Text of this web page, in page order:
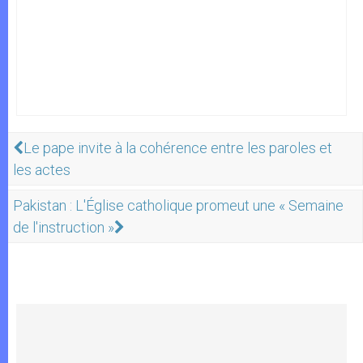
Le pape invite à la cohérence entre les paroles et
les actes
Pakistan : L'Église catholique promeut une « Semaine
de l'instruction »